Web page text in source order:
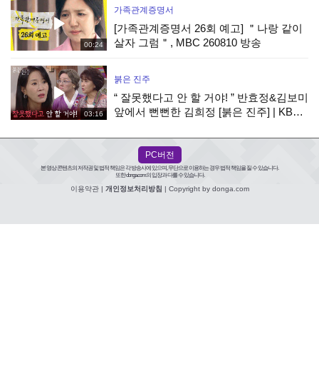
00:24
가족관계증명서
[가족관계증명서 26회 예고] ＂나랑 같이
살자 그럼＂, MBC 260810 방송
03:16
붉은 진주
“ 잘못했다고 안 할 거야! ” 반효정&김보미
앞에서 뻔뻔한 김희정 [붉은 진주] | KBS
PC버전
본 영상 콘텐츠의 저작권 및 법적 책임은 각 방송사에 있으며, 무단으로 이용하는 경우 법적 책임을 질 수 있습니다.
또한 donga.com의 입장과 다를 수 있습니다.
이용약관| 개인정보처리방침 | Copyright by donga.com